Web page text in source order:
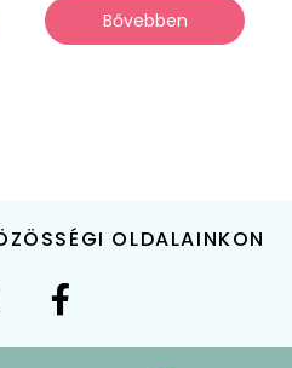
Bővebben
OLDALAINKON